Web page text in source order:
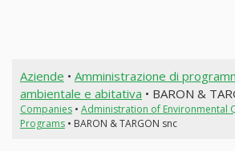
Aziende • Amministrazione di
ambientale e abitativa • BARON &
Companies• Administration of Environmental
Programs• BARON & TARGON snc